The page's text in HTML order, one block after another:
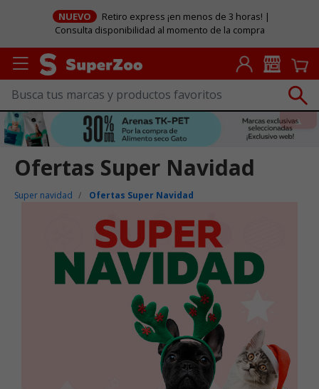
NUEVO
Retiro express ¡en menos de 3 horas! |
Consulta disponibilidad al momento de la compra
Ofertas Super Navidad
Super navidad Ofertas Super Navidad